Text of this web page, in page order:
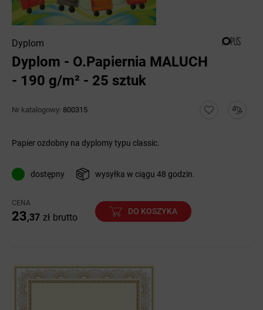
Dyplom
Dyplom - O.Papiernia MALUCH
- 190 g/m² - 25 sztuk
Nr katalogowy: 800315
Papier ozdobny na dyplomy typu classic.
dostępny wysyłka w ciągu 48 godzin.
CENA
23,37 zł brutto
DO KOSZYKA